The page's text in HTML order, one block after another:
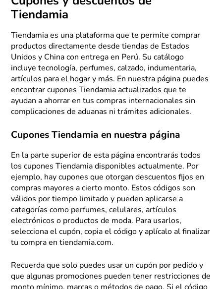
Tiendamia
Tiendamia es una plataforma que te permite comprar
productos directamente desde tiendas de Estados
Unidos y China con entrega en Perú. Su catálogo
incluye tecnología, perfumes, calzado, indumentaria,
artículos para el hogar y más. En nuestra página puedes
encontrar cupones Tiendamia actualizados que te
ayudan a ahorrar en tus compras internacionales sin
complicaciones de aduanas ni trámites adicionales.
Cupones Tiendamia en nuestra página
En la parte superior de esta página encontrarás todos
los cupones Tiendamia disponibles actualmente. Por
ejemplo, hay cupones que otorgan descuentos fijos en
compras mayores a cierto monto. Estos códigos son
válidos por tiempo limitado y pueden aplicarse a
categorías como perfumes, celulares, artículos
electrónicos o productos de moda. Para usarlos,
selecciona el cupón, copia el código y aplícalo al finalizar
tu compra en tiendamia.com.
Recuerda que solo puedes usar un cupón por pedido y
que algunas promociones pueden tener restricciones de